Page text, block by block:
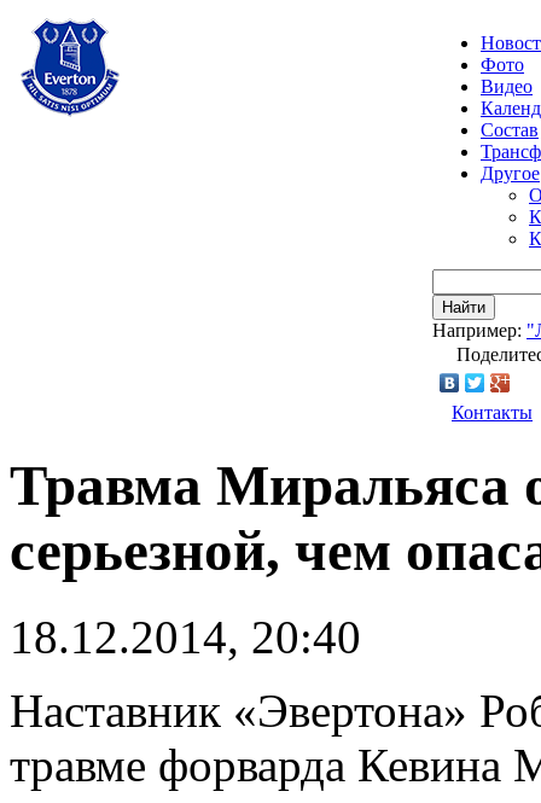
Фото
Видео
Состав
Другое
Найти
Например:
Контакты
Травма Миральяса
серьезной, чем
18.12.2014, 20:40
Наставник «Эвертона»
травме форварда Кевина